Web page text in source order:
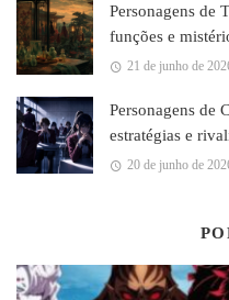
Personagens de
funções e
21 de junho de
Personagens de
estratégias e
20 de junho de